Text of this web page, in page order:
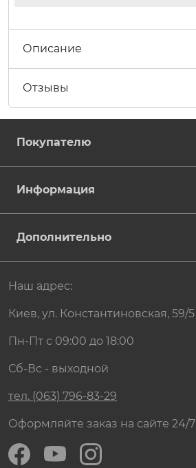
Описание
Отзывы
Покупателю
Информация
Дополнительно
Наш адрес:
Киев, ул. Константиновская, 59/5
Пн-Пт с 09:00 до 18:00
Сб-Вс - выходной
тел. (063) 796-83-29
Оформляйте заказ на сайте 24/7